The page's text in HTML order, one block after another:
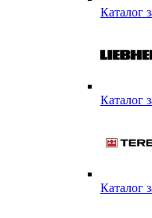
Каталог
Каталог
Каталог